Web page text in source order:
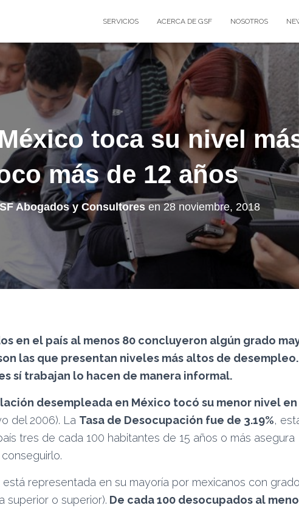
SERVICIOS ACERCA DE GSF NOSOTROS
toca su nivel
más de 12 años
Abogados y Consultores en28 noviembre, 2018
en el país al menos 80 concluyeron algún grado
las que presentan niveles más altos de desempleo.
sí trabajan lo hacen de manera informal.
desempleada en México tocó su menor nivel en
del 2006). La Tasa de Desocupación fue de 3.19%,
tres de cada 100 habitantes de 15 años o más asegura
representada en su mayoría por mexicanos con
superior o superior). De cada 100 desocupados al